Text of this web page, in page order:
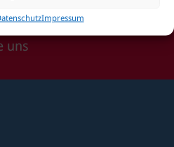
Impressum
uns